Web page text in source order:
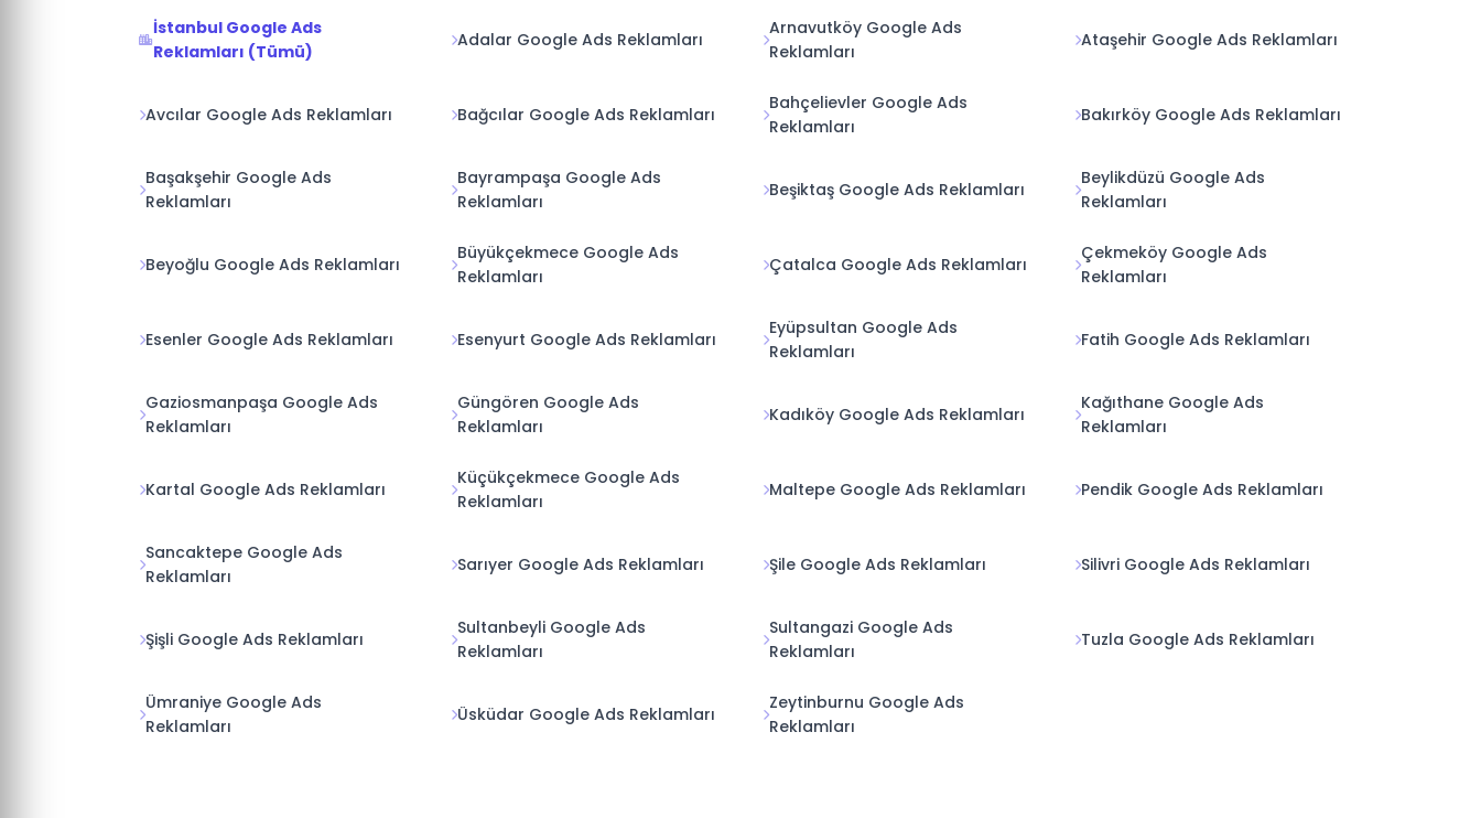
İstanbul Google Ads
Reklamları (Tümü)
Adalar Google Ads Reklamları
Arnavutköy Google Ads
Reklamları
Ataşehir Google Ads Reklamları
Avcılar Google Ads Reklamları Bağcılar Google Ads Reklamları
Bahçelievler Google Ads
Reklamları
Bakırköy Google Ads Reklamları
Başakşehir Google Ads
Reklamları
Bayrampaşa Google Ads
Reklamları
Beşiktaş Google Ads Reklamları
Beylikdüzü Google Ads
Reklamları
Beyoğlu Google Ads Reklamları
Büyükçekmece Google Ads
Reklamları
Çatalca Google Ads Reklamları
Çekmeköy Google Ads
Reklamları
Esenler Google Ads Reklamları Esenyurt Google Ads Reklamları
Eyüpsultan Google Ads
Reklamları
Fatih Google Ads Reklamları
Gaziosmanpaşa Google Ads
Reklamları
Güngören Google Ads
Reklamları
Kadıköy Google Ads Reklamları
Kağıthane Google Ads
Reklamları
Kartal Google Ads Reklamları
Küçükçekmece Google Ads
Reklamları
Maltepe Google Ads Reklamları Pendik Google Ads Reklamları
Sancaktepe Google Ads
Reklamları
Sarıyer Google Ads Reklamları Şile Google Ads Reklamları Silivri Google Ads Reklamları
Şişli Google Ads Reklamları
Sultanbeyli Google Ads
Reklamları
Sultangazi Google Ads
Reklamları
Tuzla Google Ads Reklamları
Ümraniye Google Ads
Reklamları
Üsküdar Google Ads Reklamları
Zeytinburnu Google Ads
Reklamları